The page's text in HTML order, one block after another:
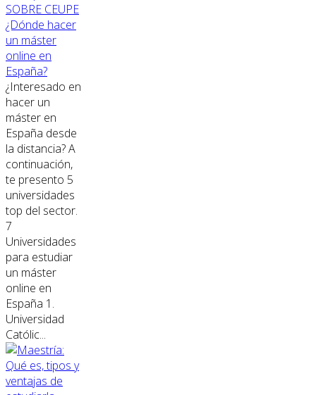
SOBRE CEUPE
¿Dónde hacer
un máster
online en
España?
¿Interesado en
hacer un
máster en
España desde
la distancia? A
continuación,
te presento 5
universidades
top del sector.
7
Universidades
para estudiar
un máster
online en
España 1.
Universidad
Católic...